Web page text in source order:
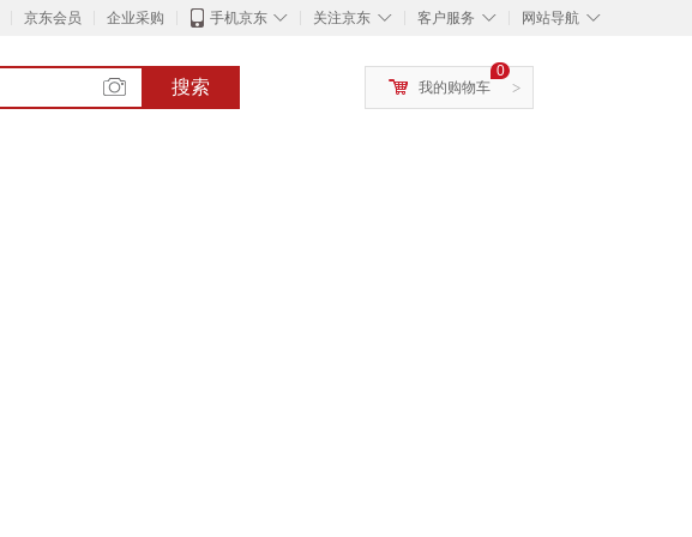
京东会员 企业采购 ◇
手机京东 ◇
关注京东 ◇
客户服务 ◇
网站导航
搜索 >
0
我的购物车